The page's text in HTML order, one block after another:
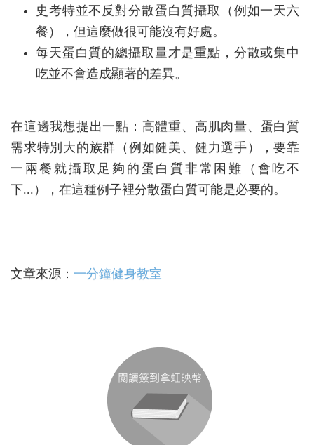
史考特並不反對分散蛋白質攝取（例如一天六
餐），但這麼做很可能沒有好處。
每天蛋白質的總攝取量才是重點，分散或集中
吃並不會造成顯著的差異。
在這邊我想提出一點：高體重、高肌肉量、蛋白質
需求特別大的族群（例如健美、健力選手），要靠
一兩餐就攝取足夠的蛋白質非常困難（會吃不
下...），在這種例子裡分散蛋白質可能是必要的。
文章來源： 一分鐘健身教室